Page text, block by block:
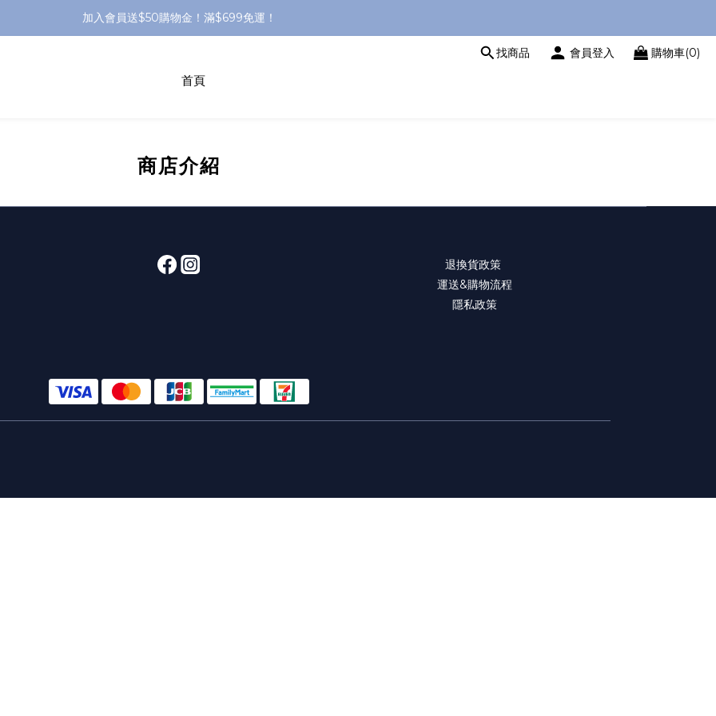
加入會員送$50購物金！滿$699免運！
加入會員送$50購物金！滿$699免運！
加入會員送$50購物金！滿$699免運！
找商品 會員登入 購物車(0)
首頁
商店介紹
退換貨政策
運送&購物流程
隱私政策